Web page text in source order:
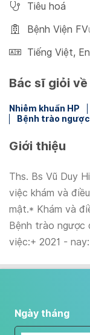
Tiêu hoá
Bệnh Viện FV
Tiếng Việt,
Bác sĩ giỏi về
Nhiễm khuẩn HP
Bệnh trào
Giới thiệu
Ths. Bs Vũ Duy
việc khám và
mật.* Khám và
Bệnh trào ngược
việc:+ 2021 -
Ngày tháng